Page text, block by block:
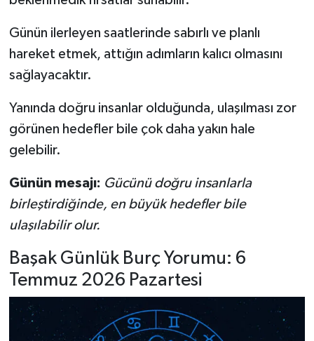
Günün ilerleyen saatlerinde sabırlı ve planlı
hareket etmek, attığın adımların kalıcı olmasını
sağlayacaktır.
Yanında doğru insanlar olduğunda, ulaşılması zor
görünen hedefler bile çok daha yakın hale
gelebilir.
Günün mesajı: Gücünü doğru insanlarla
birleştirdiğinde, en büyük hedefler bile
ulaşılabilir olur.
Başak Günlük Burç Yorumu: 6
Temmuz 2026 Pazartesi